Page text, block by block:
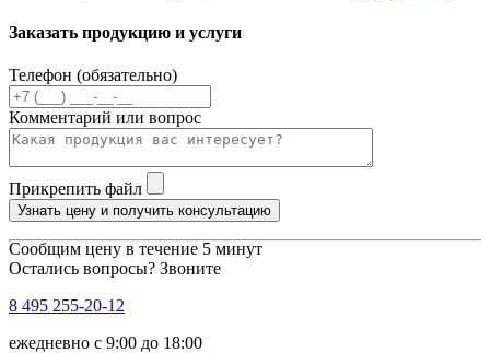
Заказать продукцию и услуги
Телефон (обязательно)
Комментарий или вопрос
Прикрепить файл
Узнать цену и получить консультацию
Сообщим цену в течение 5 минут
Остались вопросы? Звоните
8 495 255-20-12
ежедневно с 9:00 до 18:00